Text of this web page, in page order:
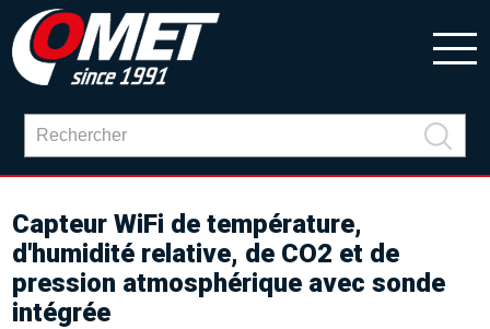
Capteur WiFi de température,
d'humidité relative, de CO2 et de
pression atmosphérique avec sonde
intégrée